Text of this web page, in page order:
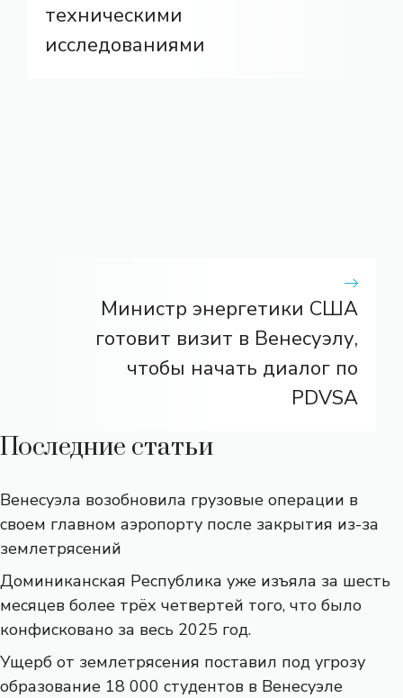
техническими
исследованиями
Министр энергетики США
готовит визит в Венесуэлу,
чтобы начать диалог по
PDVSA
Последние статьи
Венесуэла возобновила грузовые операции в
своем главном аэропорту после закрытия из-за
землетрясений
Доминиканская Республика уже изъяла за шесть
месяцев более трёх четвертей того, что было
конфисковано за весь 2025 год.
Ущерб от землетрясения поставил под угрозу
образование 18 000 студентов в Венесуэле